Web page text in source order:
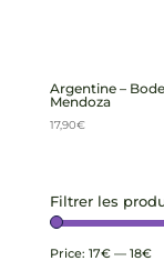
Argentine –
Mendoza
17,90€
Filtrer les
Price: 17€— 18€